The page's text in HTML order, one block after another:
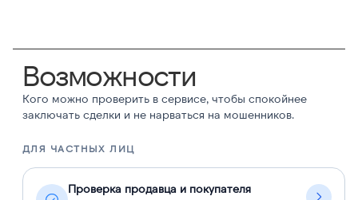
Возможности
Кого можно проверить в сервисе, чтобы спокойнее
заключать сделки и не нарваться на мошенников.
ДЛЯ ЧАСТНЫХ ЛИЦ
Проверка продавца и покупателя